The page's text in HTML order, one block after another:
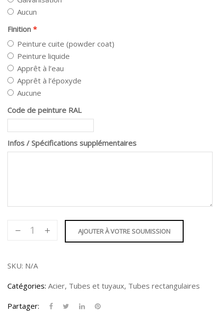
Aucun
Finition
Peinture cuite (powder coat)
Peinture liquide
Apprêt à l’eau
Apprêt à l’époxyde
Aucune
Code de peinture RAL
Infos / Spécifications supplémentaires
quantité
rectangulaire
X
AJOUTER À VOTRE SOUMISSION
SKU: N/A
Catégories: Acier, Tubes et tuyaux, Tubes rectangulaires
Partager: